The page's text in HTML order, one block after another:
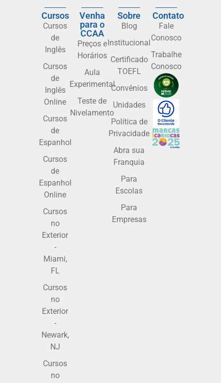
Cursos
Cursos
de
Inglês
Cursos
de
Inglês
Online
Cursos
de
Espanhol
Cursos
de
Espanhol
Online
Cursos
no
Exterior
-
Miami,
FL
Cursos
no
Exterior
-
Newark,
NJ
Cursos
no
Venha
para o
CCAA
Preços e
Horários
Aula
Experimental
Teste de
Nivelamento
Sobre
Blog
Institucional
Certificado
TOEFL
Convênios
Unidades
Política de
Privacidade
Abra sua
Franquia
Para
Escolas
Para
Empresas
Contato
Fale
Conosco
Trabalhe
Conosco